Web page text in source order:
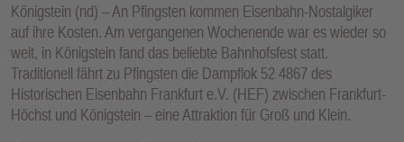
Königstein (nd) – An Pfingsten kommen Eisenbahn-Nostalgiker
auf ihre Kosten. Am vergangenen Wochenende war es wieder so
weit, in Königstein fand das beliebte Bahnhofsfest statt.
Traditionell fährt zu Pfingsten die Dampflok 52 4867 des
Historischen Eisenbahn Frankfurt e.V. (HEF) zwischen Frankfurt-
Höchst und Königstein – eine Attraktion für Groß und Klein.